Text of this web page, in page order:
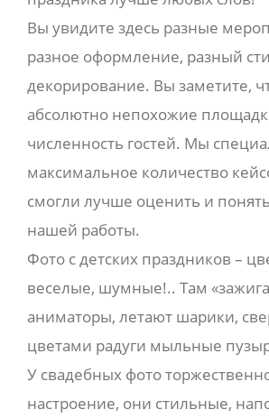
Вы увидите здесь разные
разное оформление, разный
декорирование. Вы заметите,
абсолютно непохожие
численность гостей. Мы
максимальное количество
смогли лучше оценить и
нашей работы.
Фото с детских праздников –
веселые, шумные!.. Там
аниматоры, летают шарики,
цветами радуги мыльные
У свадебных фото
настроение, они стильные,